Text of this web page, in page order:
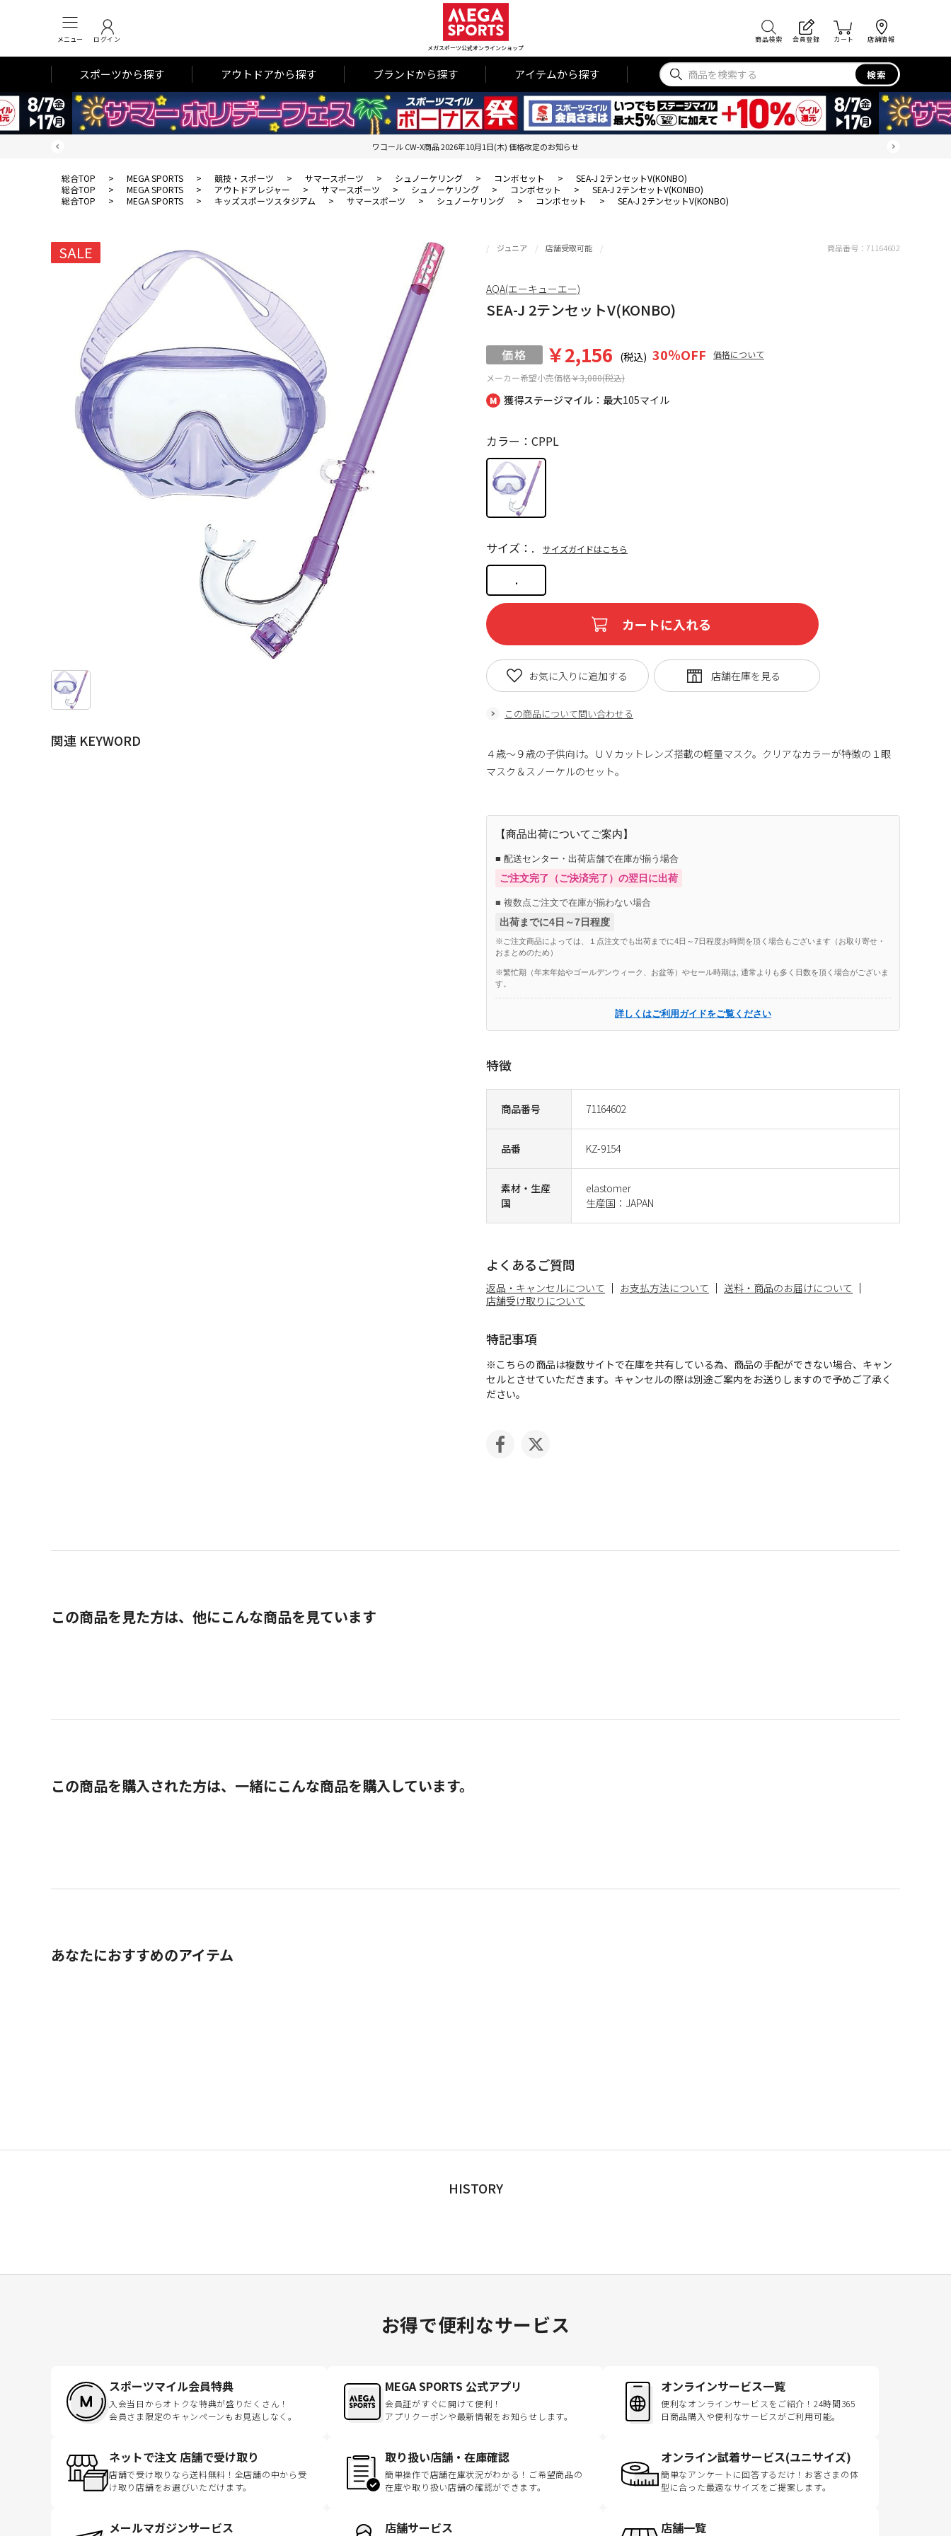
メニュー ログイン
メガスポーツ公式オンラインショップ
商品検索 会員登録 カート 店舗情報
スポーツから探す アウトドアから探す ブランドから探す アイテムから探す 検索
ワコール CW-X商品 2026年10月1日(木) 価格改定のお知らせ
総合TOP > MEGA SPORTS > 競技・スポーツ > サマースポーツ > シュノーケリング > コンボセット >
SEA-J 2テンセットV(KONBO)
総合TOP
> MEGA SPORTS > アウトドアレジャー > サマースポーツ > シュノーケリング > コンボセット >
SEA-J 2テンセットV(KONBO)
総合TOP
> MEGA SPORTS > キッズスポーツスタジアム > サマースポーツ > シュノーケリング > コンボセット > SEA-J 2テンセットV(KONBO)
SALE
関連 KEYWORD
獲得ステージマイル：最大105マイル
ジュニア 店舗受取可能
SEA-J 2テンセットV(KONBO)
メーカー希望小売価格￥3,080(税込)
￥2,156 (税込) 30％OFF 価格について
商品番号 71164602
品番 KZ-9154
素材・生産
国
elastomer
生産国：JAPAN
カラー：CPPL
.
サイズ：. サイズガイドはこちら
カートに入れる
この商品について問い合わせる
お気に入りに追加する
商品番号： 71164602
AQA(エーキューエー)
４歳～９歳の子供向け。ＵＶカットレンズ搭載の軽量マスク。クリアなカラーが特徴の１眼
マスク＆スノーケルのセット。
【商品出荷についてご案内】
■ 配送センター・出荷店舗で在庫が揃う場合
ご注文完了（ご決済完了）の翌日に出荷
■ 複数点ご注文で在庫が揃わない場合
出荷までに4日～7日程度
※ご注文商品によっては、１点注文でも出荷までに4日～7日程度お時間を頂く場合もございます（お取り寄せ・
おまとめのため）
※繁忙期（年末年始やゴールデンウィーク、お盆等）やセール時期は, 通常よりも多く日数を頂く場合がございま
す。
詳しくはご利用ガイドをご覧ください
特徴
よくあるご質問
返品・キャンセルについて お支払方法について
送料・商品のお届けについて
店舗受け取りについて
特記事項
※こちらの商品は複数サイトで在庫を共有している為、商品の手配ができない場合、キャン
セルとさせていただきます。キャンセルの際は別途ご案内をお送りしますので予めご了承く
ださい。
この商品を見た方は、他にこんな商品を見ています
この商品を購入された方は、一緒にこんな商品を購入しています。
あなたにおすすめのアイテム
HISTORY
お得で便利なサービス
スポーツマイル会員特典
入会当日からオトクな特典が盛りだくさん！
会員さま限定のキャンペーンもお見逃しなく。
MEGA SPORTS 公式アプリ
会員証がすぐに開けて便利！
アプリクーポンや最新情報をお知らせします。
オンラインサービス一覧
便利なオンラインサービスをご紹介！24時間365
日商品購入や便利なサービスがご利用可能。
ネットで注文 店舗で受け取り
店舗で受け取りなら送料無料！全店舗の中から受
け取り店舗をお選びいただけます。
取り扱い店舗・在庫確認
簡単操作で店舗在庫状況がわかる！ご希望商品の
在庫や取り扱い店舗の確認ができます。
オンライン試着サービス(ユニサイズ)
簡単なアンケートに回答するだけ！お客さまの体
型に合った最適なサイズをご提案します。
メールマガジンサービス 店舗サービス 店舗一覧